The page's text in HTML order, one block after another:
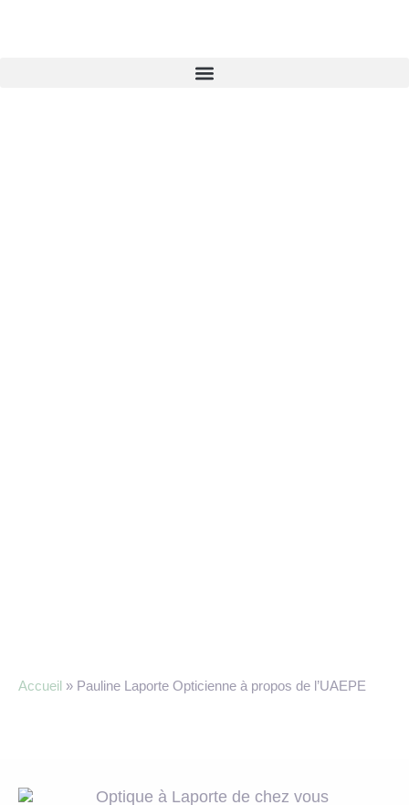
Accueil » Pauline Laporte Opticienne à propos de l’UAEPE